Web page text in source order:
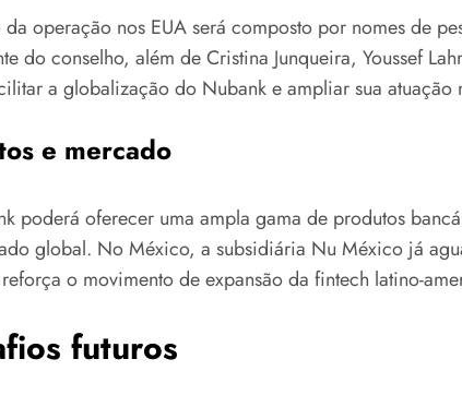
operação nos EUA será composto por nomes de
do conselho, além de Cristina Junqueira, Youssef
a globalização do Nubank e ampliar sua
e mercado
poderá oferecer uma ampla gama de produtos
global. No México, a subsidiária Nu México já
o movimento de expansão da fintech latino-
futuros